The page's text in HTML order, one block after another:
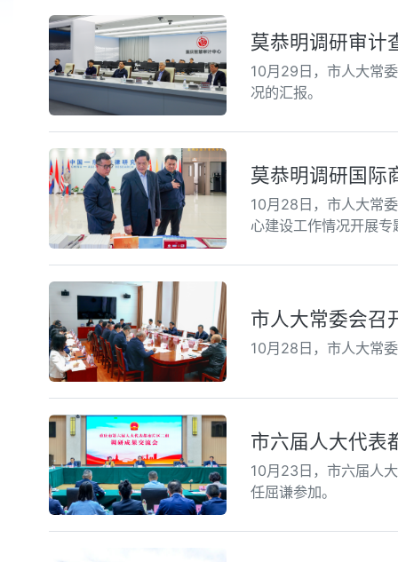
莫恭明调研审计
10月29日，市人大常
况的汇报。
莫恭明调研国际
10月28日，市人大常
心建设工作情况开展专
市人大常委会召
10月28日，市人大常
市六届人大代表
10月23日，市六届人
任屈谦参加。